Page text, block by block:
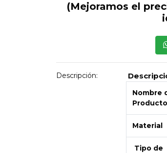
(Mejoramos el
Descripción:
Nombre
Producto
Material
Tipo de